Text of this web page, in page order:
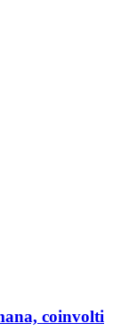
coinvolti